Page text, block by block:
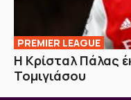
PREMIER LEAGUE
Η Κρίσταλ Πάλας
Τομιγιάσου